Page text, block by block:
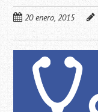
20 enero, 2015